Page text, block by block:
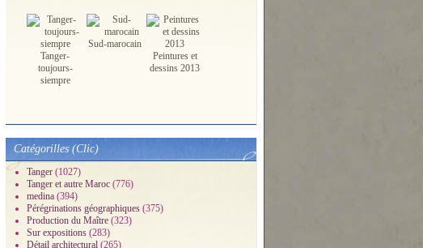
Tanger-
toujours-
siempre
Sud-marocain
Peintures et
dessins 2013
Catégorilles (Clic)
Tanger (1027)
Tanger et autre Maroc (776)
medina (394)
Pérégrinations géographiques (375)
Production du Maître (323)
Sur expositions (283)
Détail architectural (265)